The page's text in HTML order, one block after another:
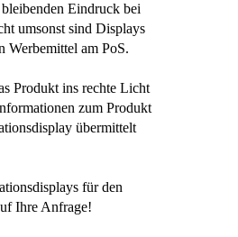
Eindruck bei
umsonst sind Displays
Werbemittel am PoS.
Produkt ins rechte Licht
zum Produkt
übermittelt
für den
Ihre Anfrage!